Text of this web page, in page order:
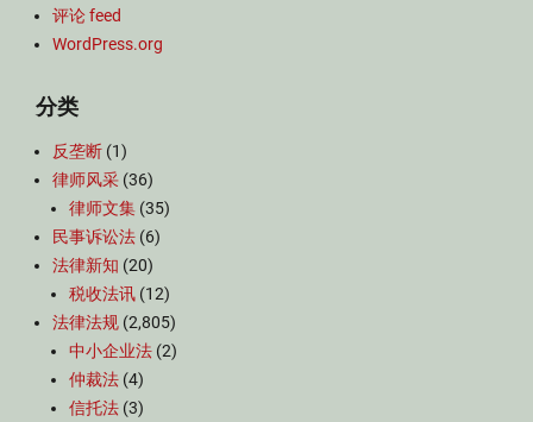
评论 feed
WordPress.org
分类
反垄断 (1)
律师风采 (36)
律师文集 (35)
民事诉讼法 (6)
法律新知 (20)
税收法讯 (12)
法律法规 (2,805)
中小企业法 (2)
仲裁法 (4)
信托法 (3)